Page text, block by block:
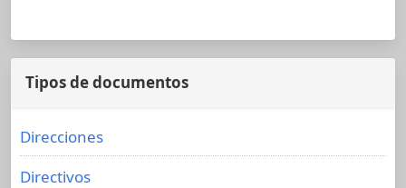
Tipos de documentos
Direcciones
Directivos